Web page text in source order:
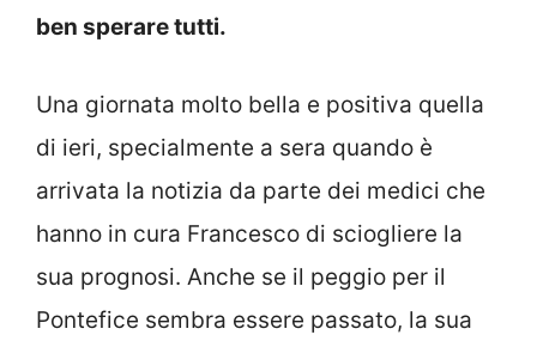
ben sperare tutti.
Una giornata molto bella e positiva quella
di ieri, specialmente a sera quando è
arrivata la notizia da parte dei medici che
hanno in cura Francesco di sciogliere la
sua prognosi. Anche se il peggio per il
Pontefice sembra essere passato, la sua